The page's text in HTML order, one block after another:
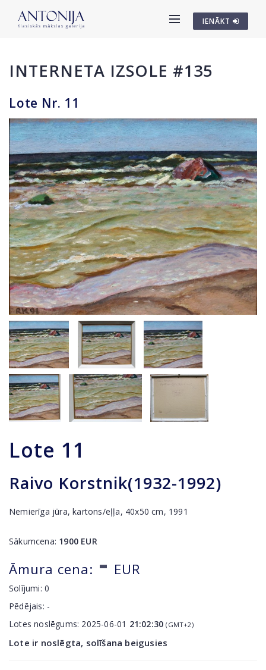
IENĀKT
INTERNETA IZSOLE #135
Lote Nr. 11
Lote 11
Raivo Korstnik(1932-1992)
Nemierīga jūra, kartons/eļļa, 40x50 cm, 1991
Sākumcena: 1900 EUR
Āmura cena: - EUR
Solījumi:0
Pēdējais: -
Lotes noslēgums: 2025-06-01 21:02:30 (GMT+2)
Lote ir noslēgta, solīšana beigusies